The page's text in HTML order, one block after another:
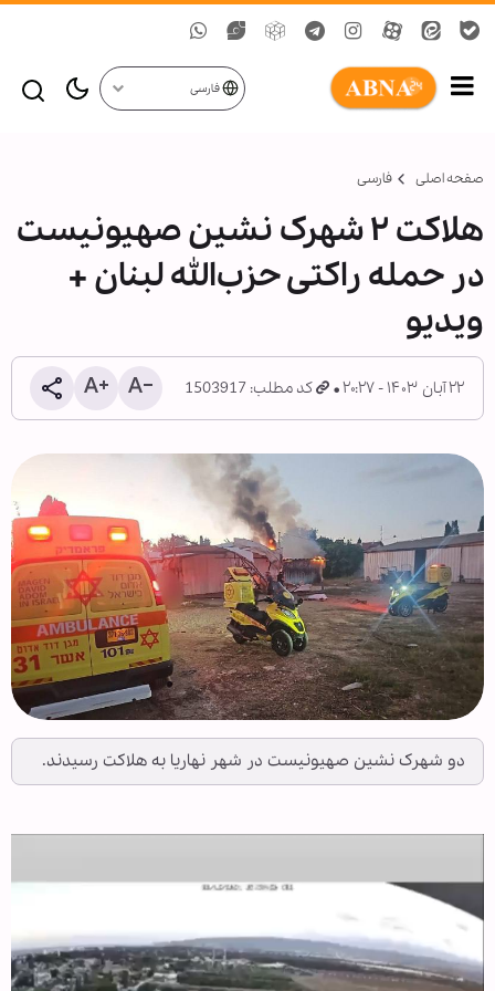
فارسی
صفحه اصلی فارسی
هلاکت ۲ شهرک نشین صهیونیست
در حمله راکتی حزب‌الله لبنان +
ویدیو
۲۲ آبان ۱۴۰۳ - ۲۰:۲۷ کد مطلب: 1503917
دو شهرک نشین صهیونیست در شهر نهاریا به هلاکت رسیدند.